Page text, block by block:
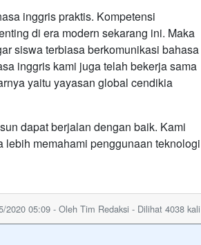
inggris praktis. Kompetensi
di era modern sekarang ini. Maka
siswa terbiasa berkomunikasi bahasa
inggris kami juga telah bekerja sama
yaitu yayasan global cendikia
dapat berjalan dengan baik. Kami
memahami penggunaan teknologi
2020 05:09 - Oleh Tim Redaksi - Dilihat 4038 kali